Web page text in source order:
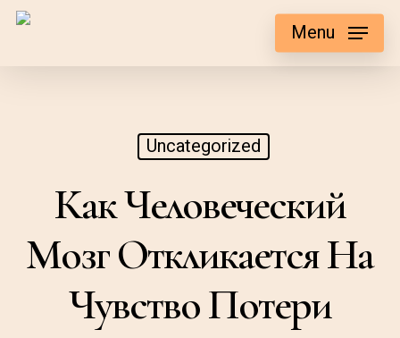
Skip
Menu
Uncategorized
Как Человеческий
Мозг Откликается На
Чувство Потери